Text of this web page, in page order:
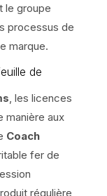
le groupe
processus de
marque.
de
, les licences
manière aux
Coach
fer de
régulière